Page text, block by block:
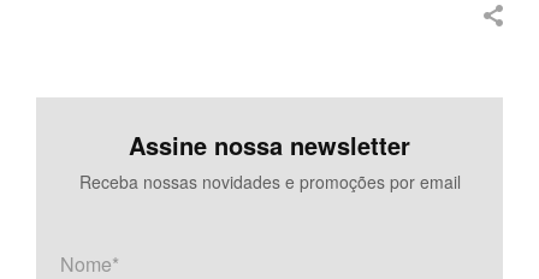
Assine nossa newsletter
Receba nossas novidades e promoções por email
Nome*